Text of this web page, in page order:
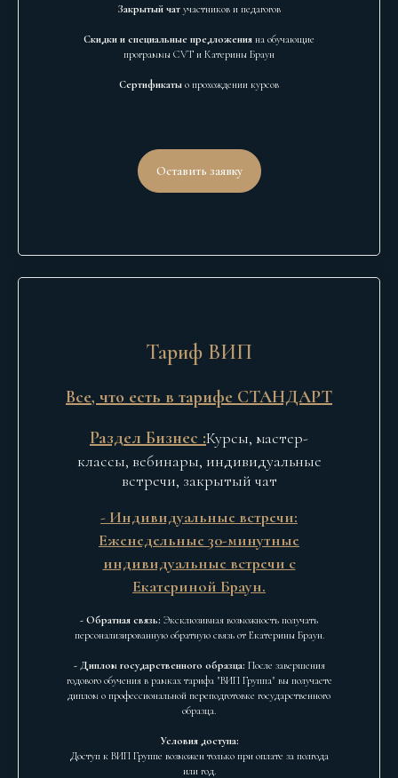
Закрытый чат участников и педагогов
Скидки и специальные предложения на обучающие
программы CVT и Катерины Браун
Сертификаты о прохождении курсов
Оставить заявку
Тариф ВИП
Все, что есть в тарифе СТАНДАРТ
Раздел Бизнес :Курсы, мастер-
классы, вебинары, индивидуальные
встречи, закрытый чат
- Индивидуальные встречи:
Еженедельные 30-минутные
индивидуальные встречи с
Екатериной Браун.
- Обратная связь: Эксклюзивная возможность получать
персонализированную обратную связь от Екатерины Браун.
- Диплом государственного образца: После завершения
годового обучения в рамках тарифа "ВИП Группа" вы получаете
диплом о профессиональной переподготовке государственного
образца.
Условия доступа:
Доступ к ВИП Группе возможен только при оплате за полгода
или год.